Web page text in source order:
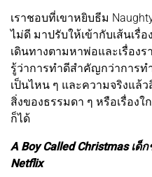
เราชอบที่เขาหยิบธีม
ไม่ดี มาปรับให้เข้ากับเส้นเรื่
เดินทางตามหาพ่อและเรื่อง
รู้ว่าการทำดีสำคัญกว่าการท
เป็นไหน ๆ และความจริงแล้
สิ่งของธรรมดา ๆ หรือเรื่องใ
ก็ได้
A Boy Called Christmas เ
Netflix